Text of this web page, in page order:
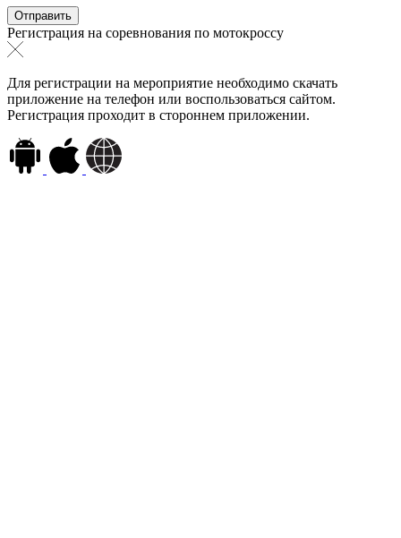
Регистрация на соревнования по мотокроссу
Для регистрации на мероприятие необходимо скачать
приложение на телефон или воспользоваться сайтом.
Регистрация проходит в стороннем приложении.